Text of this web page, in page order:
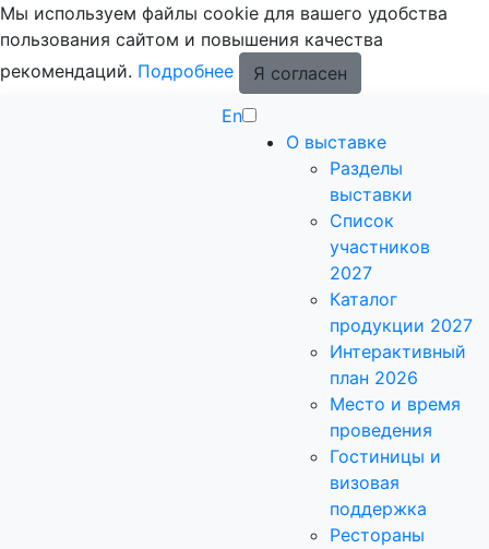
Мы используем файлы cookie для вашего удобства
пользования сайтом и повышения качества
рекомендаций. Подробнее
Я согласен
En
О выставке
Разделы
выставки
Список
участников
2027
Каталог
продукции 2027
Интерактивный
план 2026
Место и время
проведения
Гостиницы и
визовая
поддержка
Рестораны